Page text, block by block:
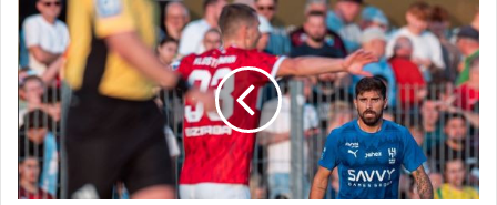
الهلال
يتفوق
وديًا
بسداسية
على
بالينغين